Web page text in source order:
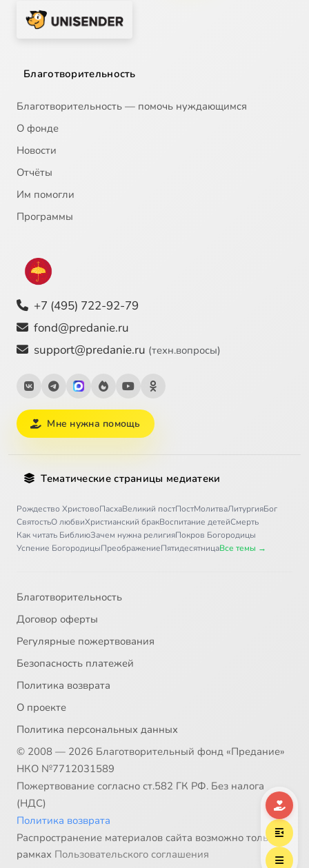
Благотворительность
Благотворительность — помочь нуждающимся
О фонде
Новости
Отчёты
Им помогли
Программы
+7 (495) 722-92-79
fond@predanie.ru
support@predanie.ru (техн.вопросы)
Мне нужна помощь
Тематические страницы медиатеки
Рождество ХристовоПасхаВеликий постПостМолитваЛитургияБог
СвятостьО любвиХристианский бракВоспитание детейСмерть
Как читать БиблиюЗачем нужна религияПокров Богородицы
Успение БогородицыПреображениеПятидесятницаВсе темы →
Благотворительность
Договор оферты
Регулярные пожертвования
Безопасность платежей
Политика возврата
О проекте
Политика персональных данных
© 2008 — 2026 Благотворительный фонд «Предание»
НКО №7712031589
Пожертвование согласно ст.582 ГК РФ. Без налога
(НДС)
Политика возврата
Распространение материалов сайта возможно только в
рамках Пользовательского соглашения